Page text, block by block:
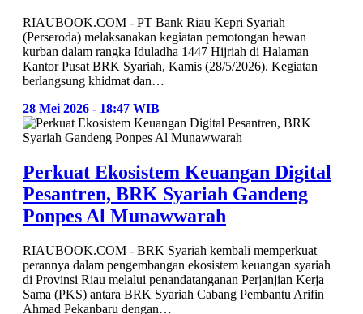
RIAUBOOK.COM - PT Bank Riau Kepri Syariah
(Perseroda) melaksanakan kegiatan pemotongan hewan
kurban dalam rangka Iduladha 1447 Hijriah di Halaman
Kantor Pusat BRK Syariah, Kamis (28/5/2026). Kegiatan
berlangsung khidmat dan…
28 Mei 2026 - 18:47 WIB
Perkuat Ekosistem Keuangan Digital
Pesantren, BRK Syariah Gandeng
Ponpes Al Munawwarah
RIAUBOOK.COM - BRK Syariah kembali memperkuat
perannya dalam pengembangan ekosistem keuangan syariah
di Provinsi Riau melalui penandatanganan Perjanjian Kerja
Sama (PKS) antara BRK Syariah Cabang Pembantu Arifin
Ahmad Pekanbaru dengan…